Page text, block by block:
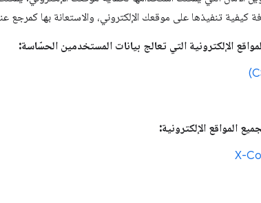
كيفية تنفيذها على موقعك الإلكتروني، والاستعانة بها كمرجع
الإلكترونية التي تعالج بيانات المستخدمين الحسّاسة:
المواقع الإلكترونية:
X-